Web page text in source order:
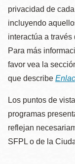
privacidad de
incluyendo
interactúa a
Para más
favor vea la
que describe
Los puntos de
programas
reflejan
SFPL o de la